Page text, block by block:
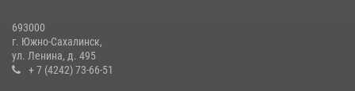
693000
г. Южно-Сахалинск,
ул. Ленина, д. 495
+ 7 (4242) 73-66-51